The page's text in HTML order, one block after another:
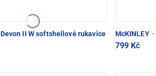
Devon II W softshellové rukavice
McKINLEY ·
799 Kč